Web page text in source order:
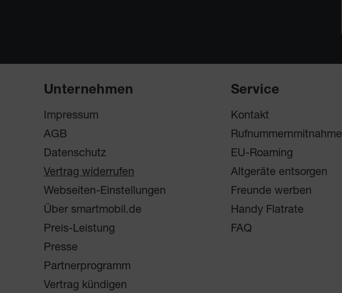
Unternehmen
Impressum
AGB
Datenschutz
Vertrag widerrufen
Webseiten-Einstellungen
Über smartmobil.de
Preis-Leistung
Presse
Partnerprogramm
Vertrag kündigen
Service
Kontakt
Rufnummernmitnahme
EU-Roaming
Altgeräte entsorgen
Freunde werben
Handy Flatrate
FAQ